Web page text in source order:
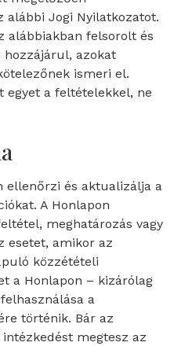
alábbi Jogi Nyilatkozatot.
alábbiakban felsorolt és
azokat
ismeri el.
egyet a feltételekkel, ne
ellenőrzi és aktualizálja a
A Honlapon
meghatározás vagy
esetet, amikor az
közzétételi
a Honlapon – kizárólag
a
történik. Bár az
megtesz az